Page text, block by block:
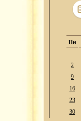
Пн
2
9
16
23
30